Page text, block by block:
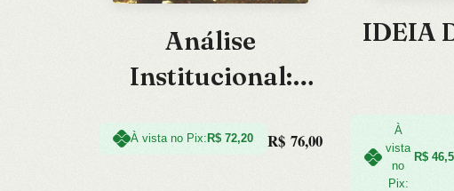
Análise
Institucional:
Contemporâneas,
À vista no Pix: R$ 72,20 R$ 76,00
IDEIA
À
vista
no
Pix:
R$